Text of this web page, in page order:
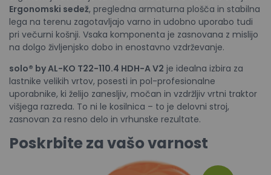
Ergonomski sedež, pregledna armaturna plošča in stabilna
lega na terenu zagotavljajo varno in udobno uporabo tudi
pri večurni košnji. Vsaka komponenta je zasnovana z mislijo
na dolgo življenjsko dobo in enostavno vzdrževanje.
solo® by AL-KO T22-110.4 HDH-A V2 je idealna izbira za
lastnike velikih vrtov, posesti in pol-profesionalne
uporabnike, ki želijo zanesljiv, močan in vzdržljiv vrtni traktor
višjega razreda. To ni le kosilnica – to je delovni stroj,
zasnovan za resno delo in vrhunske rezultate.
Poskrbite za vašo varnost